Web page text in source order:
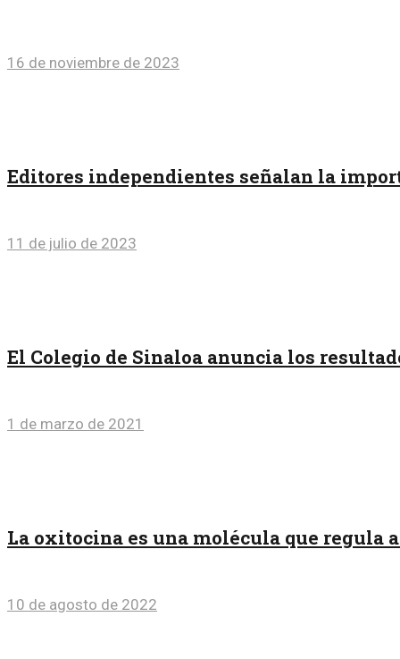
16 de noviembre de 2023
Editores independientes señalan la
11 de julio de 2023
El Colegio de Sinaloa anuncia los
1 de marzo de 2021
La oxitocina es una molécula que regula
10 de agosto de 2022